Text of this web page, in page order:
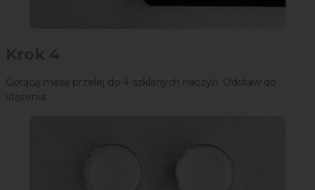
Gorącą masę przelej do 4 szklanych naczyń. Odstaw do
stężenia.